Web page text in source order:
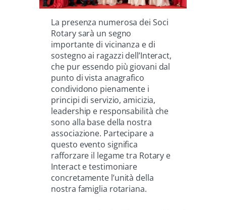
La presenza numerosa dei Soci
Rotary sarà un segno
importante di vicinanza e di
sostegno ai ragazzi dell’Interact,
che pur essendo più giovani dal
punto di vista anagrafico
condividono pienamente i
principi di servizio, amicizia,
leadership e responsabilità che
sono alla base della nostra
associazione. Partecipare a
questo evento significa
rafforzare il legame tra Rotary e
Interact e testimoniare
concretamente l’unità della
nostra famiglia rotariana.